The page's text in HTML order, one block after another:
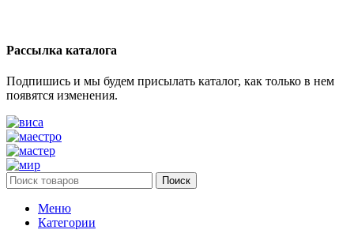
Рассылка каталога
Подпишись и мы будем присылать каталог, как только в нем
появятся изменения.
Поиск
Меню
Категории